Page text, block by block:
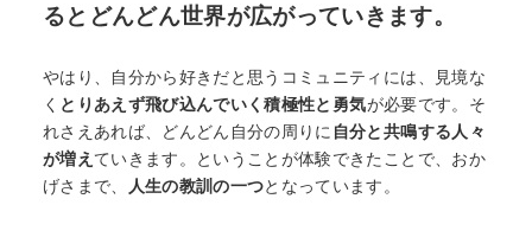
るとどんどん世界が広がっていきます。
やはり、自分から好きだと思うコミュニティには、見境な
く とりあえず飛び込んでいく積極性と勇気が必要です。そ
れさえあれば、どんどん自分の周りに 自分と共鳴する人々
が増え ていきます。ということが体験できたことで、おか
げさまで、
人生の教訓の一つとなっています。